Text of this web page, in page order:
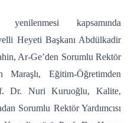
yenilenmesi kapsamında
Heyeti Başkanı Abdülkadir
Ar-Ge’den Sorumlu Rektör
Maraşlı, Eğitim-Öğretimden
Dr. Nuri Kuruoğlu, Kalite,
Sorumlu Rektör Yardımcısı